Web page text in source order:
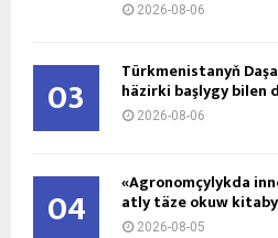
2026-08-06
03 Türkmenistanyň
häzirki başlygy bilen
2026-08-06
04 «Agronomçylykda
atly täze okuw
2026-08-05